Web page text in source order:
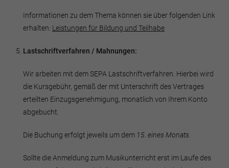
Informationen zu dem Thema können sie über folgenden Link
erhalten: Leistungen für Bildung und Teilhabe
Lastschriftverfahren / Mahnungen:
Wir arbeiten mit dem SEPA Lastschriftverfahren. Hierbei wird
die Kursgebühr, gemäß der mit Unterschrift des Vertrages
erteilten Einzugsgenehmigung, monatlich von Ihrem Konto
abgebucht.
Die Buchung erfolgt jeweils um dem 15. eines Monats
Sollte die Anmeldung zum Musikunterricht erst im Laufe des